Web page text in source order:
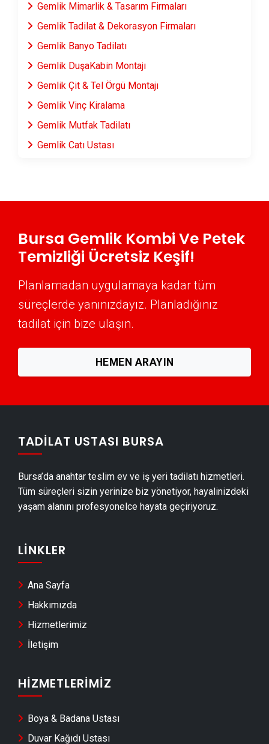
Gemlik Mimarlik & Tasarım Firmaları
Gemlik Tadilat & Dekorasyon Firmaları
Gemlik Banyo Tadilatı
Gemlik DuşaKabin Montajı
Gemlik Çit & Tel Örgü Montajı
Gemlik Vinç Kiralama
Gemlik Mutfak Tadilatı
Gemlik Çatı Ustası
Gemlik Ahşap Ev Yapımı
Gemlik Mantolama Ustası
Gemlik Şömine Yapımı
Gemlik Mermer & Doğal Taş
Gemlik Alçıpan Ustası
Gemlik Şap Ustası
Gemlik Kepenk & Panjur Montajı
Gemlik Dolap & Mobilya İmalatı
Gemlik Duvar Panelleri̇ Montajı
Gemlik Duvar Çıtası Ustası
Gemlik Havuz Yapımı
Gemlik Hafriyat & Moloz Atımı
Gemlik Kepçe Kiralama
Gemlik Seramik Ustası
Gemlik Sandviç Panel Montajı
Gemlik Teras Kapatma
Gemlik Yerden Isıtma Firmaları
Gemlik Anahtar Teslim İnşaat
Gemlik Dekoratif Taş Kaplama
Gemlik Pvc Kapı & Pencere Montajı
Bursa Gemlik Kombi Ve Petek
Temizliği Ücretsiz Keşif!
Planlamadan uygulamaya kadar tüm
süreçlerde yanınızdayız. Planladığınız
tadilat için bize ulaşın.
HEMEN ARAYIN
TADILAT USTASI BURSA
Bursa’da anahtar teslim ev ve iş yeri tadilatı hizmetleri.
Tüm süreçleri sizin yerinize biz yönetiyor, hayalinizdeki
yaşam alanını profesyonelce hayata geçiriyoruz.
LINKLER
Ana Sayfa
Hakkımızda
Hizmetlerimiz
İletişim
HIZMETLERIMIZ
Boya & Badana Ustası
Duvar Kağıdı Ustası